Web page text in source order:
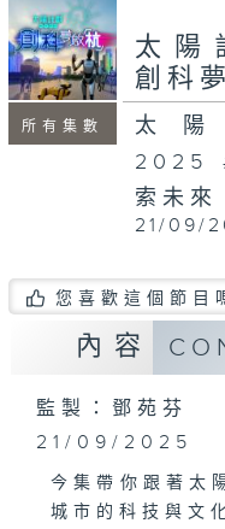
7
seconds
所有集數
太陽
創科
太陽
2025
索未來
21/09/
您喜歡這個節目
內容
監製：鄧苑芬
21/09/2025
今集帶你跟著太
城市的科技與文